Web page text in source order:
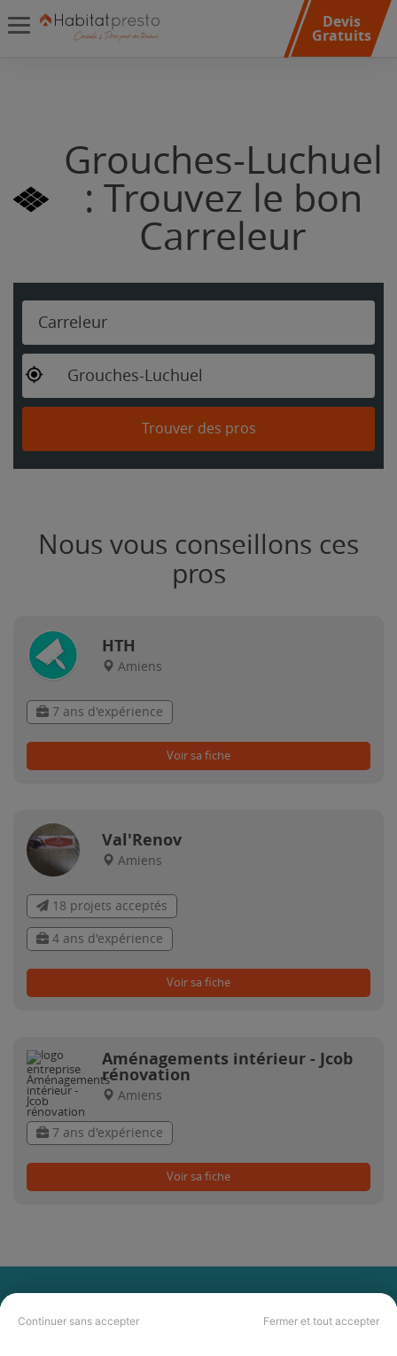
Continuer sans accepter Fermer et tout accepter
Devis
Gratuits
Grouches-Luchuel
: Trouvez le bon
Carreleur
Carreleur
Grouches-Luchuel
Trouver des pros
Nous vous conseillons ces
pros
HTH
Amiens
7 ans d'expérience
Voir sa fiche
Val'Renov
Amiens
18 projets acceptés
4 ans d'expérience
Voir sa fiche
Aménagements intérieur - Jcob
rénovation
Amiens
7 ans d'expérience
Voir sa fiche
PAS LE TEMPS DE
CHERCHER ?